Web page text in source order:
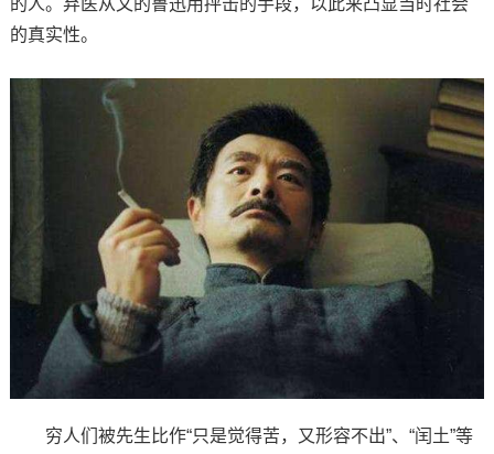
的人。弃医从文的鲁迅用抨击的手段，以此来凸显当时社会
的真实性。
穷人们被先生比作“只是觉得苦，又形容不出”、“闰土”等